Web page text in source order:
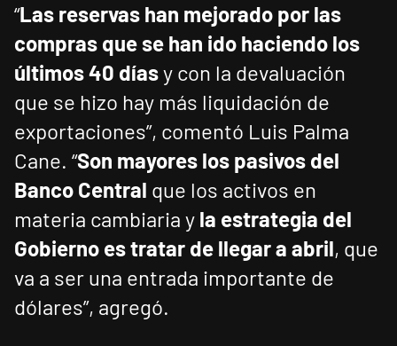
“Las reservas han mejorado por las
compras que se han ido haciendo los
últimos 40 díasy con la devaluación
que se hizo hay más liquidación de
exportaciones”, comentó Luis Palma
Cane. “Son mayores los pasivos del
Banco Central que los activos en
materia cambiaria y la estrategia del
Gobierno es tratar de llegar a abril, que
va a ser una entrada importante de
dólares”, agregó.